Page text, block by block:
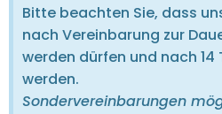
Bitte beachten Sie, dass
nach Vereinbarung zur
werden dürfen und nach
werden.
Sondervereinbarungen